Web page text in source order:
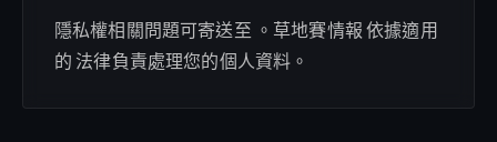
隱私權相關問題可寄送至 。草地賽情報 依據適用
的 法律負責處理您的個人資料。